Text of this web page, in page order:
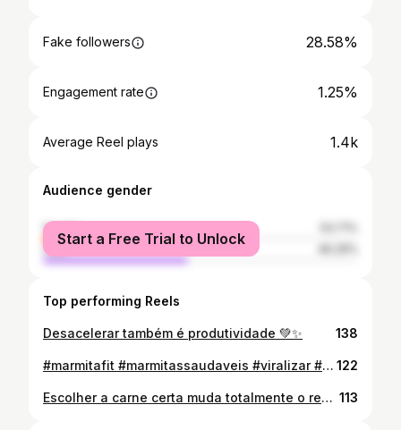
Fake followers 28.58%
Engagement rate 1.25%
Average Reel plays 1.4k
Audience gender
female
male
Start a Free Trial to Unlock
Top performing Reels
Desacelerar também é produtividade 💚✨ 138
#marmitafit #marmitassaudaveis #viralizar #marmitasfitness #marmitacongelada 🥗 122
Escolher a carne certa muda totalmente o resultado da sua dieta 👇 🥩 Quer mais suculência? → acém (perfeito pra almôndegas) 🥩 Quer mais leve e soltinho? → patinho (ótimo pra escondidinho) Não é só “comer saudável”, é saber montar certo 💚 Quer praticidade pra manter isso no dia a dia? Me chama que te explico como funcionam as marmitas 😊 #marmitasaudável #dieta #fiqfit #itabiraeregião #viralizar 113